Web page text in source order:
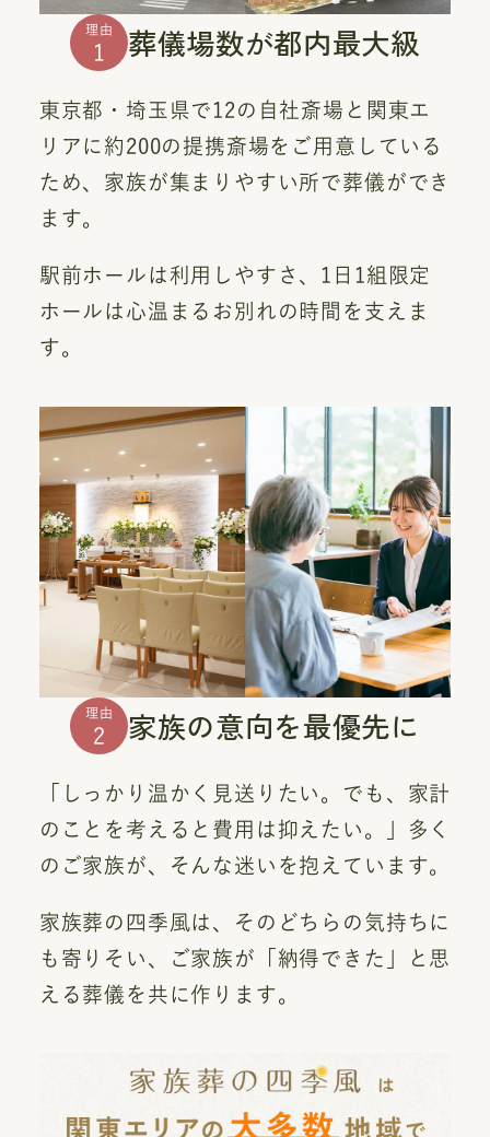
理由
1 葬儀場数が都内最大級
東京都・埼玉県で12の自社斎場と関東エ
リアに約200の提携斎場をご用意している
ため、家族が集まりやすい所で葬儀ができ
ます。
駅前ホールは利用しやすさ、1日1組限定
ホールは心温まるお別れの時間を支えま
す。
理由
2 家族の意向を最優先に
「しっかり温かく見送りたい。でも、家計
のことを考えると費用は抑えたい。」多く
のご家族が、そんな迷いを抱えています。
家族葬の四季風は、そのどちらの気持ちに
も寄りそい、ご家族が「納得できた」と思
える葬儀を共に作ります。